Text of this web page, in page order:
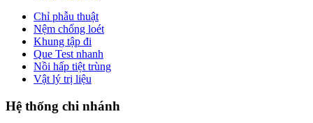
Chỉ phẫu thuật
Nệm chống loét
Khung tập đi
Que Test nhanh
Nồi hấp tiệt trùng
Vật lý trị liệu
Hệ thống chi nhánh